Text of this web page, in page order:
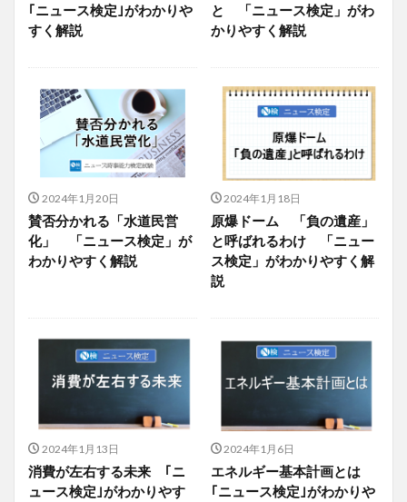
｢ニュース検定｣がわかりや
すく解説
と 「ニュース検定」がわ
かりやすく解説
2024年1月20日
賛否分かれる「水道民営
化」 「ニュース検定」が
わかりやすく解説
2024年1月18日
原爆ドーム 「負の遺産」
と呼ばれるわけ 「ニュー
ス検定」がわかりやすく解
説
2024年1月13日
消費が左右する未来 ｢ニ
ュース検定｣がわかりやす
2024年1月6日
エネルギー基本計画とは
｢ニュース検定｣がわかりや